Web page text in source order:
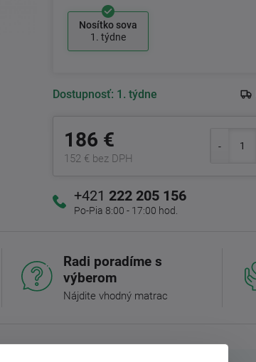
Nosítko sova
1. týdne
Dostupnosť: 1. týdne
186 €
152 € bez DPH
+421 222 205 156
Po-Pia 8:00 - 17:00 hod.
Radi poradíme s
výberom
Nájdite vhodný matrac